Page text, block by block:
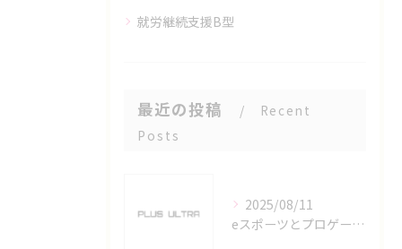
就労継続支援B型
最近の投稿
Recent
Posts
2025/08/11
eスポーツとプロゲーマーを六番町駅で目指すための実践ガイド